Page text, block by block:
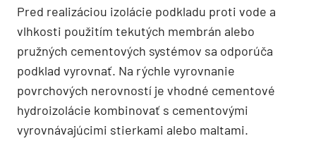
Pred realizáciou izolácie podkladu proti vode a
vlhkosti použitím tekutých membrán alebo
pružných cementových systémov sa odporúča
podklad vyrovnať. Na rýchle vyrovnanie
povrchových nerovností je vhodné cementové
hydroizolácie kombinovať s cementovými
vyrovnávajúcimi stierkami alebo maltami.